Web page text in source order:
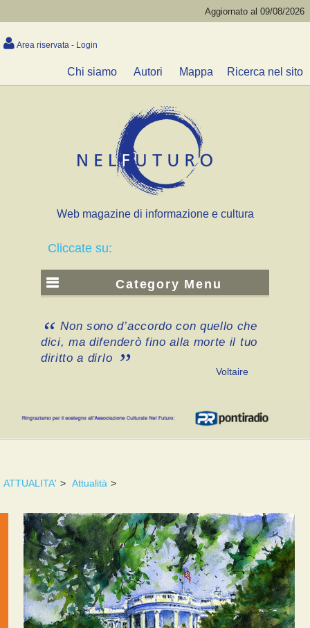
Aggiornato al 09/08/2026
Area riservata - Login
Chi siamo Autori Mappa Ricerca nel sito
Web magazine di informazione e cultura
Cliccate su:
Category Menu
Non sono d’accordo con quello che
dici, ma difenderò fino alla morte il tuo
diritto a dirlo
Voltaire
ATTUALITA' > Attualità >